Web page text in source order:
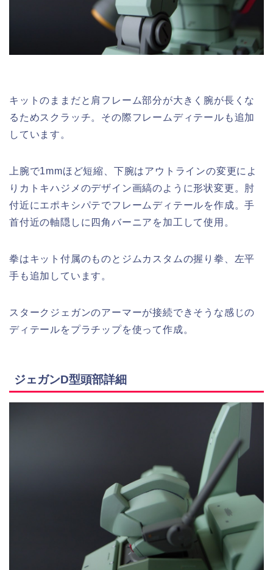
キットのままだと肩フレーム部分が大きく腕が長くな
るためスクラッチ。その際フレームディテールも追加
しています。
上腕で1mmほど短縮、下腕はアウトラインの変更によ
りカトキハジメのデザイン画縞のように形状変更。肘
付近にエポキシパテでフレームディテールを作成。手
首付近の軸隠しに四角バーニアを加工して使用。
拳はキット付属のものとジムカスタムの握り拳、左平
手も追加しています。
スタークジェガンのアーマーが接続できそうな感じの
ディテールをプラチップを使って作成。
ジェガンD型頭部詳細